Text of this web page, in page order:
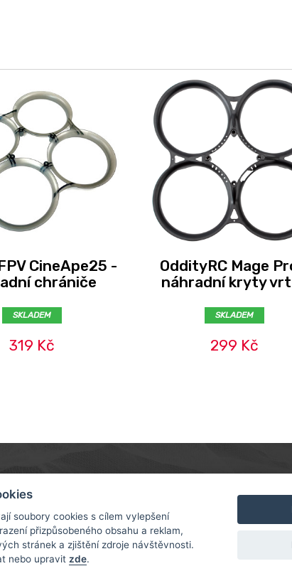
CineApe25 -
chrániče
SKLADEM
319 Kč
OddityRC Mage
náhradní kryty
SKLADEM
299 Kč
O NÁS
RACING TEAM
soubory cookies s cílem vylepšení
přizpůsobeného obsahu a reklam,
stránek a zjištění zdroje návštěvnosti.
nebo upravit zde.